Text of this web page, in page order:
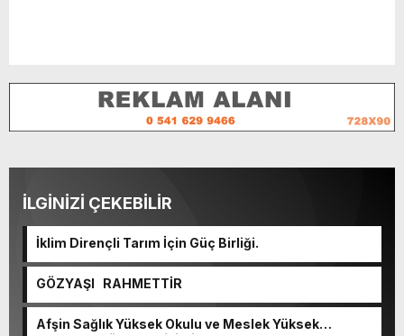
İLGİNİZİ ÇEKEBİLİR
İklim Dirençli Tarım İçin Güç Birliği.
GÖZYAŞI RAHMETTİR
Afşin Sağlık Yüksek Okulu ve Meslek Yüksek